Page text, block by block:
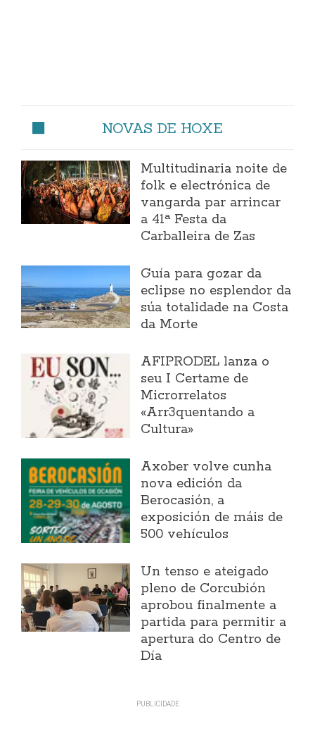
NOVAS DE HOXE
Multitudinaria noite de
folk e electrónica de
vangarda par arrincar
a 41ª Festa da
Carballeira de Zas
Guía para gozar da
eclipse no esplendor da
súa totalidade na Costa
da Morte
AFIPRODEL lanza o
seu I Certame de
Microrrelatos
«Arr3quentando a
Cultura»
Axober volve cunha
nova edición da
Berocasión, a
exposición de máis de
500 vehículos
Un tenso e ateigado
pleno de Corcubión
aprobou finalmente a
partida para permitir a
apertura do Centro de
Día